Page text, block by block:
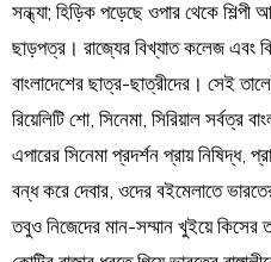
সন্ধ্যা; হিড়িক পড়েছে ওপার থেকে
ছাড়পত্র। রাজ্যের বিখ্যাত কলেজ এবং
বাংলাদেশের ছাত্র-ছাত্রীদের। সেই
রিয়েলিটি শো, সিনেমা, সিরিয়াল সর্বত্র
এপারের সিনেমা প্রদর্শন প্রায় নিষিদ্ধ,
বন্ধ করে দেবার, ওদের বইমেলাতে
তবুও নিজেদের মান-সম্মান খুইয়ে কিসের